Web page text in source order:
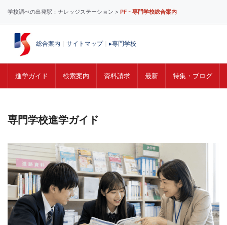
学校調べの出発駅：ナレッジステーション > PF - 専門学校総合案内
総合案内 サイトマップ｜ ▸専門学校
進学ガイド 検索案内 資料請求 最新 特集・ブログ
テ
ツ
へ
ス
キ
ッ
プ
専門学校進学ガイド